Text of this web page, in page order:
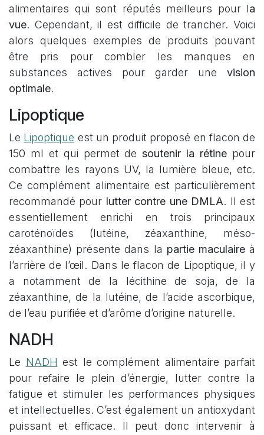
alimentaires qui sont réputés meilleurs pour la
vue. Cependant, il est difficile de trancher. Voici
alors quelques exemples de produits pouvant
être pris pour combler les manques en
substances actives pour garder une vision
optimale.
Lipoptique
Le Lipoptique est un produit proposé en flacon de
150 ml et qui permet desoutenir la rétine pour
combattre les rayons UV, la lumière bleue, etc.
Ce complément alimentaire est particulièrement
recommandé pour lutter contre une DMLA. Il est
essentiellement enrichi en trois principaux
caroténoïdes (lutéine, zéaxanthine, méso-
zéaxanthine) présente dans la partie maculaireà
l’arrière de l’œil. Dans le flacon de Lipoptique, il y
a notamment de la lécithine de soja, de la
zéaxanthine, de la lutéine, de l’acide ascorbique,
de l’eau purifiée et d’arôme d’origine naturelle.
NADH
Le NADH est le complément alimentaire parfait
pour refaire le plein d’énergie, lutter contre la
fatigue et stimuler les performances physiques
et intellectuelles. C’est également un antioxydant
puissant et efficace. Il peut donc intervenir à